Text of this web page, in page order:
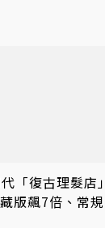
「復古理髮店
版飆7倍、常